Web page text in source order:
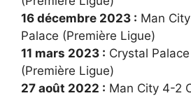
16 décembre 2023 : Man
Palace (Première Ligue)
11 mars 2023 : Crystal
(Première Ligue)
27 août 2022 : Man City 4-2